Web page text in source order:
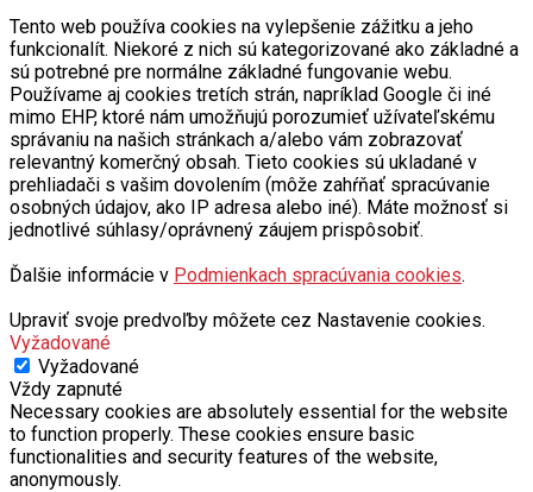
Tento web používa cookies na vylepšenie zážitku a jeho
funkcionalít. Niekoré z nich sú kategorizované ako základné a
sú potrebné pre normálne základné fungovanie webu.
Používame aj cookies tretích strán, napríklad Google či iné
mimo EHP, ktoré nám umožňujú porozumieť užívateľskému
správaniu na našich stránkach a/alebo vám zobrazovať
relevantný komerčný obsah. Tieto cookies sú ukladané v
prehliadači s vašim dovolením (môže zahŕňať spracúvanie
osobných údajov, ako IP adresa alebo iné). Máte možnosť si
jednotlivé súhlasy/oprávnený záujem prispôsobiť.
Ďalšie informácie v Podmienkach spracúvania cookies.
Upraviť svoje predvoľby môžete cez Nastavenie cookies.
Vyžadované
Vyžadované
Vždy zapnuté
Necessary cookies are absolutely essential for the website
to function properly. These cookies ensure basic
functionalities and security features of the website,
anonymously.